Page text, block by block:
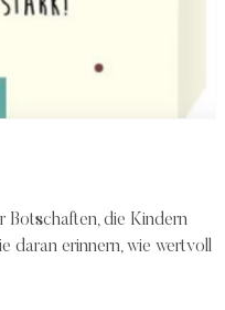
Botschaften, die Kindern
daran erinnern, wie wertvoll